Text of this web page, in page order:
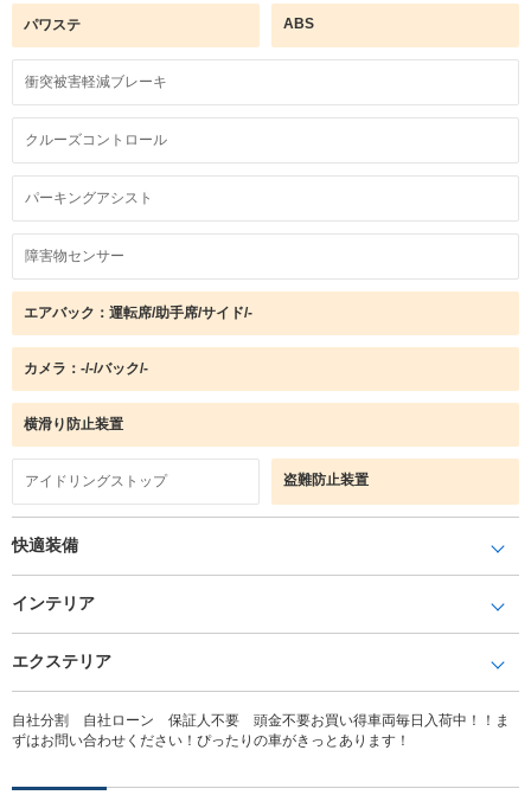
パワステ ABS
衝突被害軽減ブレーキ
クルーズコントロール
パーキングアシスト
障害物センサー
エアバック：運転席/助手席/サイド/-
カメラ：-/-/バック/-
横滑り防止装置
アイドリングストップ 盗難防止装置
快適装備
インテリア
エクステリア
自社分割 自社ローン 保証人不要 頭金不要お買い得車両毎日入荷中！！ま
ずはお問い合わせください！ぴったりの車がきっとあります！